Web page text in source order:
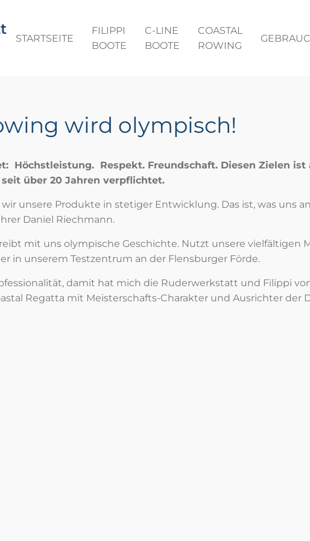
STARTSEITE
FILIPPI
BOOTE
C-LINE
BOOTE
COASTAL
ROWING
wird olympisch!
Höchstleistung. Respekt. Freundschaft. Diesen Zielen
über 20 Jahren verpflichtet.
wir unsere Produkte in stetiger Entwicklung. Das ist, was uns
Daniel Riechmann.
mit uns olympische Geschichte. Nutzt unsere
in unserem Testzentrum an der Flensburger Förde.
damit hat mich die Ruderwerkstatt und Filippi
Regatta mit Meisterschafts-Charakter und Ausrichter der